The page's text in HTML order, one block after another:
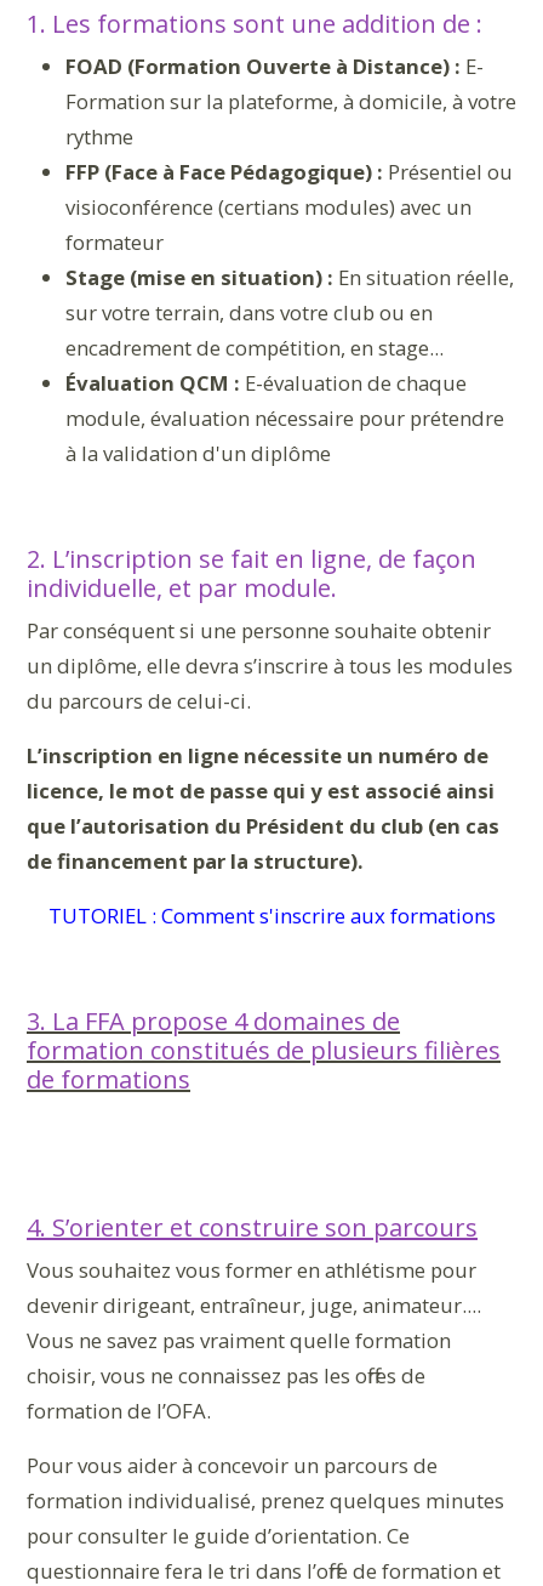
1. Les formations sont une addition de :
FOAD (Formation Ouverte à Distance) : E-
Formation sur la plateforme, à domicile, à votre
rythme
FFP (Face à Face Pédagogique) : Présentiel ou
visioconférence (certians modules) avec un
formateur
Stage (mise en situation) : En situation réelle,
sur votre terrain, dans votre club ou en
encadrement de compétition, en stage...
Évaluation QCM : E-évaluation de chaque
module, évaluation nécessaire pour prétendre
à la validation d'un diplôme
2. L’inscription se fait en ligne, de façon
individuelle, et par module.
Par conséquent si une personne souhaite obtenir
un diplôme, elle devra s’inscrire à tous les modules
du parcours de celui-ci.
L’inscription en ligne nécessite un numéro de
licence, le mot de passe qui y est associé ainsi
que l’autorisation du Président du club (en cas
de financement par la structure).
TUTORIEL : Comment s'inscrire aux formations
3. La FFA propose 4 domaines de
formation constitués de plusieurs filières
de formations
4. S’orienter et construire son parcours
Vous souhaitez vous former en athlétisme pour
devenir dirigeant, entraîneur, juge, animateur....
Vous ne savez pas vraiment quelle formation
choisir, vous ne connaissez pas les offres de
formation de l’OFA.
Pour vous aider à concevoir un parcours de
formation individualisé, prenez quelques minutes
pour consulter le guide d’orientation. Ce
questionnaire fera le tri dans l’offre de formation et